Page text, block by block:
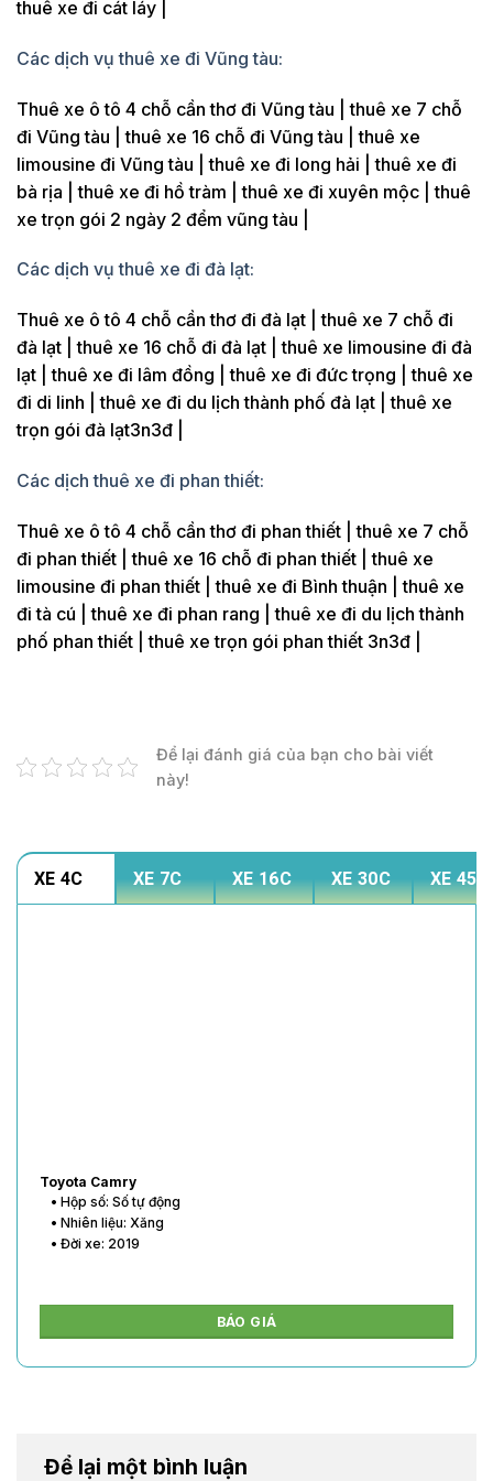
thuê xe đi cát láy |
Các dịch vụ thuê xe đi Vũng tàu:
Thuê xe ô tô 4 chỗ cần thơ đi Vũng tàu | thuê xe 7 chỗ
đi Vũng tàu | thuê xe 16 chỗ đi Vũng tàu | thuê xe
limousine đi Vũng tàu | thuê xe đi long hải | thuê xe đi
bà rịa | thuê xe đi hồ tràm | thuê xe đi xuyên mộc | thuê
xe trọn gói 2 ngày 2 đểm vũng tàu |
Các dịch vụ thuê xe đi đà lạt:
Thuê xe ô tô 4 chỗ cần thơ đi đà lạt | thuê xe 7 chỗ đi
đà lạt | thuê xe 16 chỗ đi đà lạt | thuê xe limousine đi đà
lạt | thuê xe đi lâm đồng | thuê xe đi đức trọng | thuê xe
đi di linh | thuê xe đi du lịch thành phố đà lạt | thuê xe
trọn gói đà lạt3n3đ |
Các dịch thuê xe đi phan thiết:
Thuê xe ô tô 4 chỗ cần thơ đi phan thiết | thuê xe 7 chỗ
đi phan thiết | thuê xe 16 chỗ đi phan thiết | thuê xe
limousine đi phan thiết | thuê xe đi Bình thuận | thuê xe
đi tà cú | thuê xe đi phan rang | thuê xe đi du lịch thành
phố phan thiết | thuê xe trọn gói phan thiết 3n3đ |
Để lại đánh giá của bạn cho bài viết
này!
XE 4C XE 7C XE 16C XE 30C XE 45C
Toyota Vios
• Hộp số: Số tự động
• Nhiên liệu: Xăng
• Đời xe: 2020
BÁO GIÁ
Để lại một bình luận